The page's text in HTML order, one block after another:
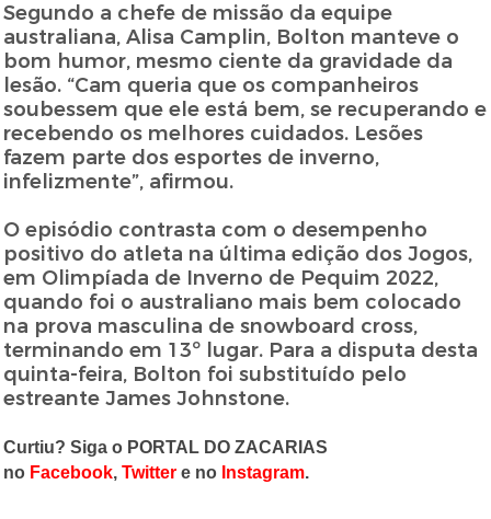
Segundo a chefe de missão da equipe
australiana, Alisa Camplin, Bolton manteve o
bom humor, mesmo ciente da gravidade da
lesão. “Cam queria que os companheiros
soubessem que ele está bem, se recuperando e
recebendo os melhores cuidados. Lesões
fazem parte dos esportes de inverno,
infelizmente”, afirmou.
O episódio contrasta com o desempenho
positivo do atleta na última edição dos Jogos,
em Olimpíada de Inverno de Pequim 2022,
quando foi o australiano mais bem colocado
na prova masculina de snowboard cross,
terminando em 13º lugar. Para a disputa desta
quinta-feira, Bolton foi substituído pelo
estreante James Johnstone.
Curtiu? Siga o PORTAL DO ZACARIAS
no Facebook,Twitter e no Instagram.